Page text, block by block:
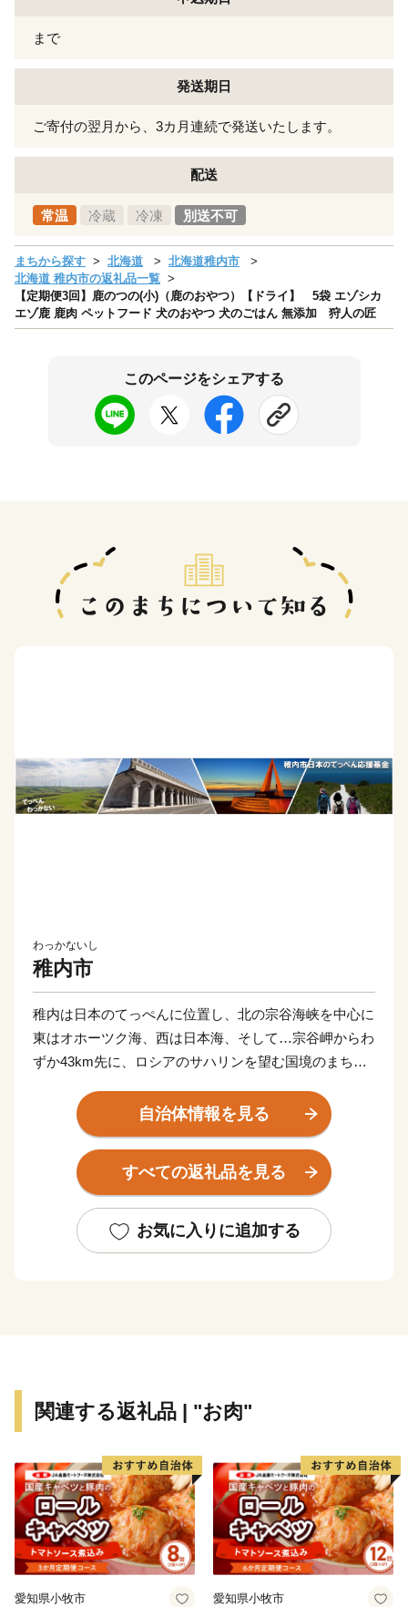
まで
発送期日
ご寄付の翌月から、3カ月連続で発送いたします。
配送
常温 冷蔵 冷凍 別送不可
まちから探す 北海道
北海道稚内市
北海道 稚内市の返礼品一覧
【定期便3回】鹿のつの(小)（鹿のおやつ）【ドライ】 5袋 エゾシカ
エゾ鹿 鹿肉 ペットフード 犬のおやつ 犬のごはん 無添加 狩人の匠
このページをシェアする
わっかないし
稚内市
稚内は日本のてっぺんに位置し、北の宗谷海峡を中心に
東はオホーツク海、西は日本海、そして…宗谷岬からわ
ずか43km先に、ロシアのサハリンを望む国境のまちで
背後に広がる宗谷丘陵には、北海道遺産である周氷河地
形、57基の風車群、最北の白い道、これらは“圧巻”で
す！夏は平均20℃前後と冷涼な気候なので避暑地には最
適ですし、冬はマイナス5℃前後と最北の地でありなが
っくり稚内の味覚・気候・自然などをご堪能ください。
◆日本最北端わっかない白夜祭 ・・・ ６月中旬
旬
◆稚内みなと南極まつり ・・・ ８月上旬
◆日本最北端わっかない平和マラソン ・・・ ９月
上旬
自治体情報を見る
すべての返礼品を見る
お気に入りに追加する
関連する返礼品 | "お肉"
愛知県小牧市 愛知県小牧市